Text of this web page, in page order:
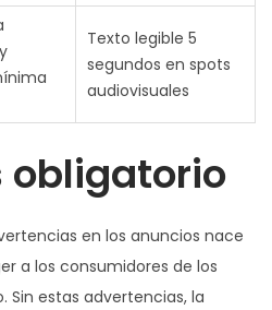
Texto legible 5
segundos en spots
audiovisuales
obligatorio
en los anuncios nace
a los consumidores de los
Sin estas advertencias, la